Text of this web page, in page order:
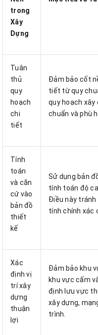
trong
Xây
Dựng
Tuân
thủ
quy
hoạch
chi
tiết
Đảm bảo cốt
tiết từ quy
quy hoạch xây
chuẩn và phù
Tính
toán
và căn
cứ vào
bản đồ
thiết
kế
Sử dụng bản
tính toán độ
Điều này
tính chính xác
Xác
định vị
trí xây
dựng
thuận
lợi
Đảm bảo khu
khu vực cấm
định lưu vực
xây dựng,
trình.